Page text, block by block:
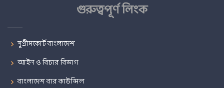
গুরুত্বপূর্ণ লিংক
সুপ্রীমকোর্ট বাংলাদেশ
আইন ও বিচার বিভাগ
বাংলাদেশ বার কাউন্সিল